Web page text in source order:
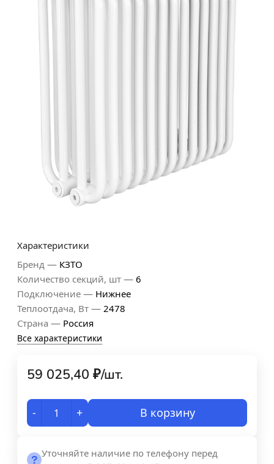
Характеристики
Бренд — КЗТО
Количество секций, шт — 6
Подключение — Нижнее
Теплоотдача, Вт — 2478
Страна — Россия
Все характеристики
59 025,40 ₽/шт.
- + В корзину
Уточняйте наличие по телефону перед